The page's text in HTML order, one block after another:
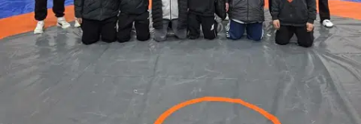
Edirne
Elazığ
Erzincan
Erzurum